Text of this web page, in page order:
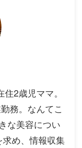
2歳児ママ。
務。なんてこ
な美容につい
め、情報収集